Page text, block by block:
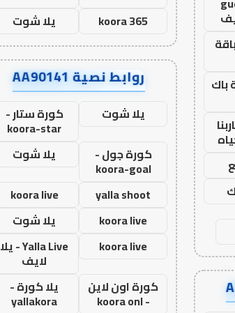
باك
koora 365
يلا شوت
روابط نصية AA90141
يلا شوت كورة ستار -
koora-star
كورة جول -
koora-goal
يلا شوت
yalla shoot
koora live
koora live
يلا شوت
koora live
Yalla Live - يلا
لايف
كورة اون لاين
- koora onl
يلا كورة -
yallakora